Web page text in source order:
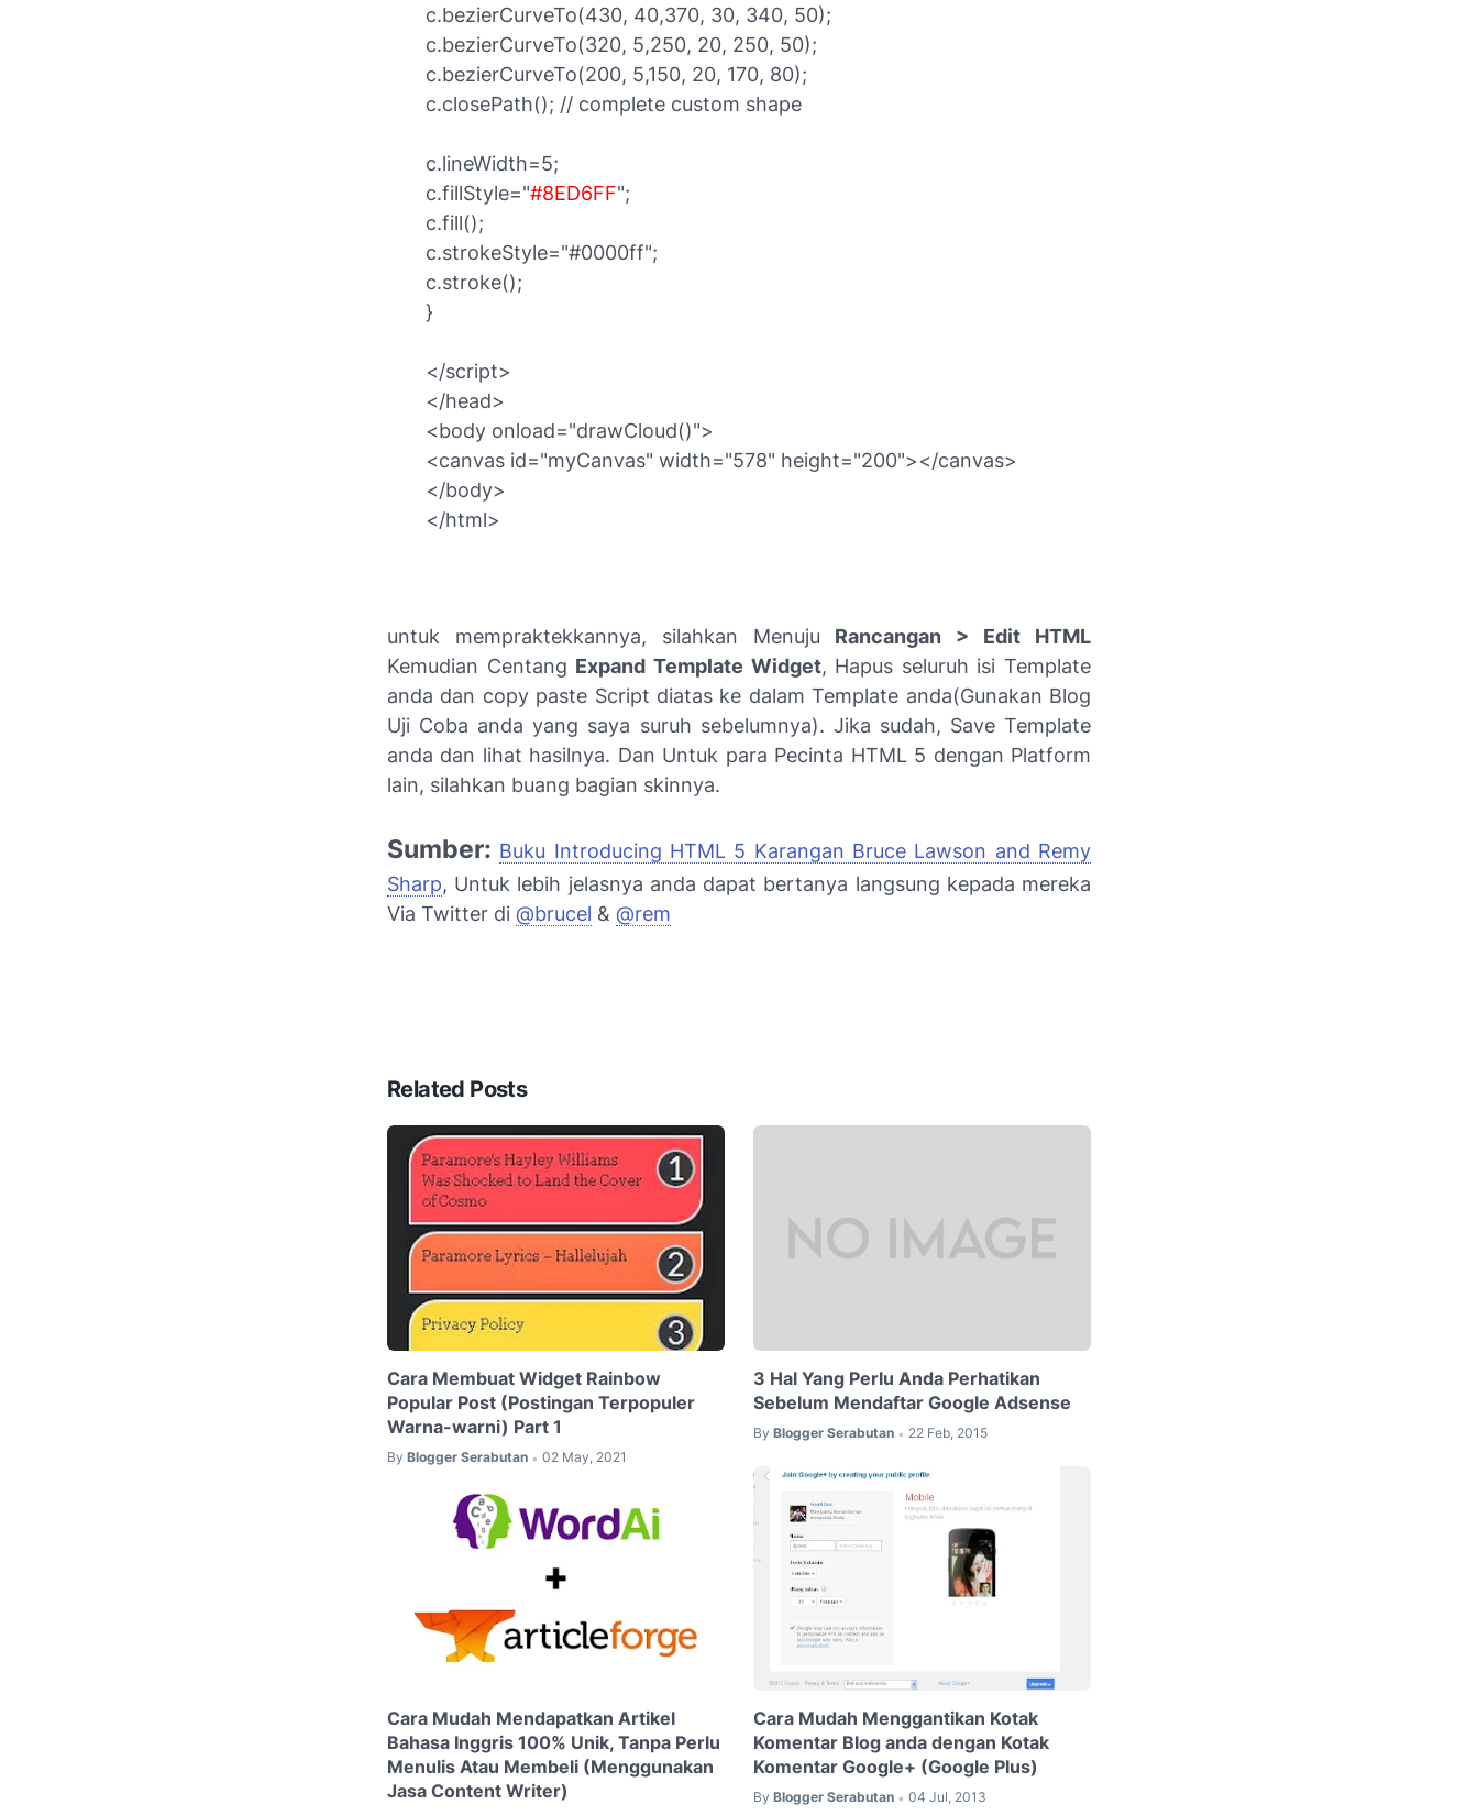
c.bezierCurveTo(430, 40,370, 30, 340, 50);
c.bezierCurveTo(320, 5,250, 20, 250, 50);
c.bezierCurveTo(200, 5,150, 20, 170, 80);
c.closePath(); // complete custom shape
c.lineWidth=5;
c.fillStyle="#8ED6FF";
c.fill();
c.strokeStyle="#0000ff";
c.stroke();
}
</script>
</head>
<body onload="drawCloud()">
<canvas id="myCanvas" width="578" height="200"></canvas>
</body>
</html>
untuk mempraktekkannya, silahkan Menuju Rancangan > Edit HTML
Kemudian Centang Expand Template Widget, Hapus seluruh isi Template
anda dan copy paste Script diatas ke dalam Template anda(Gunakan Blog
Uji Coba anda yang saya suruh sebelumnya). Jika sudah, Save Template
anda dan lihat hasilnya. Dan Untuk para Pecinta HTML 5 dengan Platform
lain, silahkan buang bagian skinnya.
Sumber: Buku Introducing HTML 5 Karangan Bruce Lawson and Remy
Sharp, Untuk lebih jelasnya anda dapat bertanya langsung kepada mereka
Via Twitter di @brucel & @rem
Related Posts
Cara Membuat Widget Rainbow
Popular Post (Postingan Terpopuler
Warna-warni) Part 1
By Blogger Serabutan • 02 May, 2021
3 Hal Yang Perlu Anda Perhatikan
Sebelum Mendaftar Google Adsense
By Blogger Serabutan • 22 Feb, 2015
Cara Mudah Mendapatkan Artikel
Bahasa Inggris 100% Unik, Tanpa Perlu
Menulis Atau Membeli (Menggunakan
Jasa Content Writer)
Cara Mudah Menggantikan Kotak
Komentar Blog anda dengan Kotak
Komentar Google+ (Google Plus)
By Blogger Serabutan • 04 Jul, 2013